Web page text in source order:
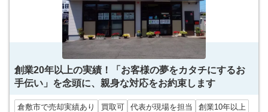
創業20年以上の実績！「お客様の夢をカタチにするお
手伝い」を念頭に、親身な対応をお約束します
倉敷市で売却実績あり 買取可 代表が現場を担当
創業10年以上